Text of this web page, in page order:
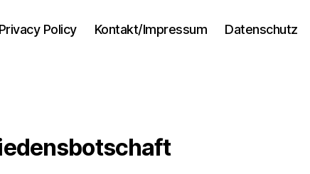
Privacy Policy Kontakt/Impressum Datenschutz